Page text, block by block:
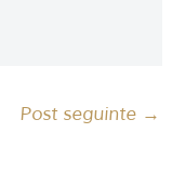
Post seguinte →